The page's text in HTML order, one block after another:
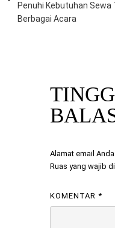
Penuhi Kebutuhan Sewa
Berbagai Acara
Alamat email
Ruas yang wajib
KOMENTAR *